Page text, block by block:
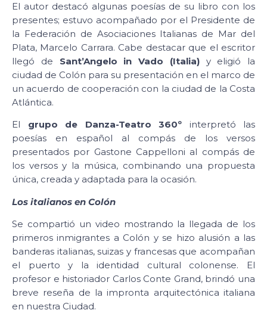
El autor destacó algunas poesías de su libro con los
presentes; estuvo acompañado por el Presidente de
la Federación de Asociaciones Italianas de Mar del
Plata, Marcelo Carrara. Cabe destacar que el escritor
llegó de Sant’Angelo in Vado (Italia)y eligió la
ciudad de Colón para su presentación en el marco de
un acuerdo de cooperación con la ciudad de la Costa
Atlántica.
El grupo de Danza-Teatro 360º interpretó las
poesías en español al compás de los versos
presentados por Gastone Cappelloni al compás de
los versos y la música, combinando una propuesta
única, creada y adaptada para la ocasión.
Los italianos en Colón
Se compartió un video mostrando la llegada de los
primeros inmigrantes a Colón y se hizo alusión a las
banderas italianas, suizas y francesas que acompañan
el puerto y la identidad cultural colonense. El
profesor e historiador Carlos Conte Grand, brindó una
breve reseña de la impronta arquitectónica italiana
en nuestra Ciudad.